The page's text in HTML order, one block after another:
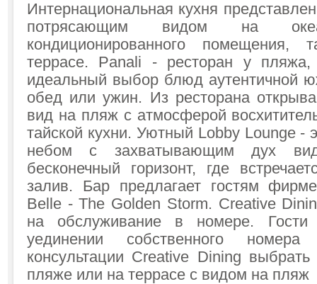
Интернациональная кухня
потрясающим видом на
кондиционированного
террасе. Panali - ресторан у пляжа,
идеальный выбор блюд аутентичной
обед или ужин. Из ресторана
вид на пляж с атмосферой
тайской кухни. Уютный Lobby Lounge -
небом с захватывающим дух
бесконечный горизонт, где
залив. Бар предлагает гостям
Belle - The Golden Storm. Creative
на обслуживание в номере. Гости
уединении собственного
консультации Creative Dining
пляже или на террасе с видом на пляж